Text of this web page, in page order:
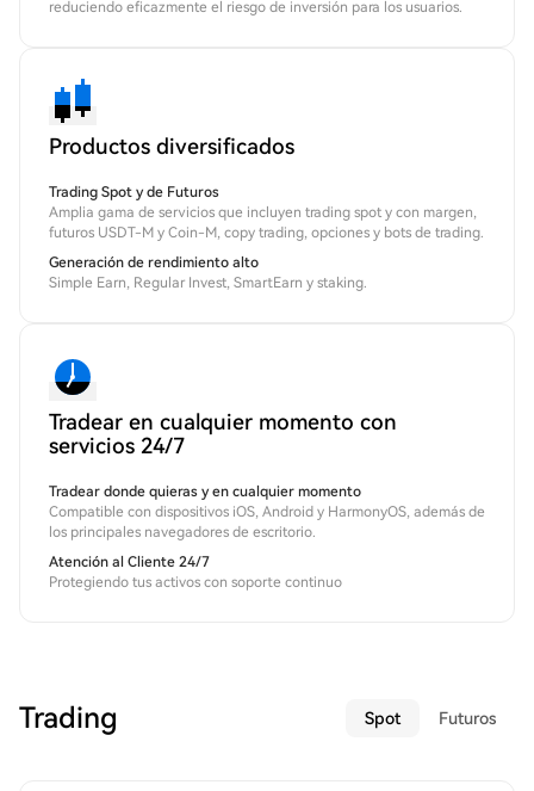
reduciendo eficazmente el riesgo de inversión para los usuarios.
Productos diversificados
Trading Spot y de Futuros
Amplia gama de servicios que incluyen trading spot y con margen,
futuros USDT-M y Coin-M, copy trading, opciones y bots de trading.
Generación de rendimiento alto
Simple Earn, Regular Invest, SmartEarn y staking.
Tradear en cualquier momento con
servicios 24/7
Tradear donde quieras y en cualquier momento
Compatible con dispositivos iOS, Android y HarmonyOS, además de
los principales navegadores de escritorio.
Atención al Cliente 24/7
Protegiendo tus activos con soporte continuo
Trading Spot Futuros